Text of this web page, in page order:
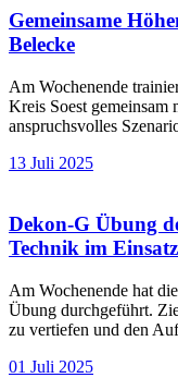
Gemeinsame
Belecke
Am Wochenende
Kreis Soest gemeinsam
anspruchsvolles
13 Juli 2025
Dekon-G Übung
Technik im
Am Wochenende hat
Übung durchgeführt.
zu vertiefen und den
01 Juli 2025